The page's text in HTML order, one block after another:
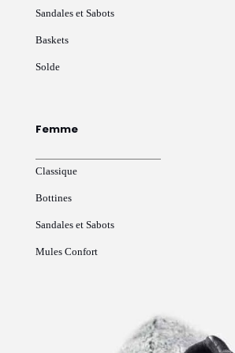
Sandales et Sabots
Baskets
Solde
Femme
Classique
Bottines
Sandales et Sabots
Mules Confort